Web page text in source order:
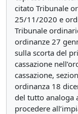
citato Tribunale
25/11/2020 e
Tribunale
ordinanze 27
sulla scorta del
cassazione
cassazione,
ordinanza 18
del tutto analoga
procedere